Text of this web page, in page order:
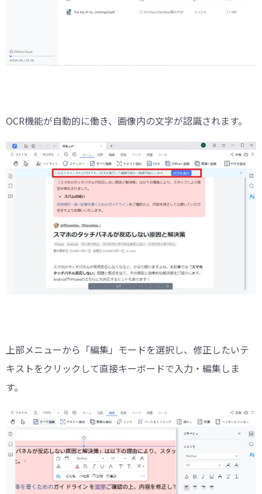
OCR機能が自動的に働き、画像内の文字が認識されます。
上部メニューから「編集」モードを選択し、修正したいテ
キストをクリックして直接キーボードで入力・編集しま
す。